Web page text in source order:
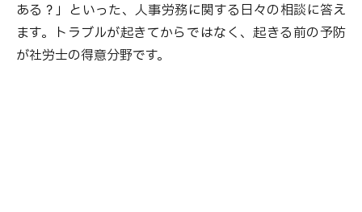
ある？」といった、人事労務に関する日々の相談に答え
ます。トラブルが起きてからではなく、起きる前の予防
が社労士の得意分野です。